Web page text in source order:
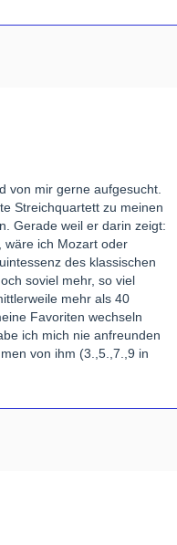
von mir gerne aufgesucht.
Streichquartett zu meinen
Gerade weil er darin zeigt:
wäre ich Mozart oder
des klassischen
soviel mehr, so viel
mehr als 40
Favoriten wechseln
ich mich nie anfreunden
von ihm (3.,5.,7.,9 in